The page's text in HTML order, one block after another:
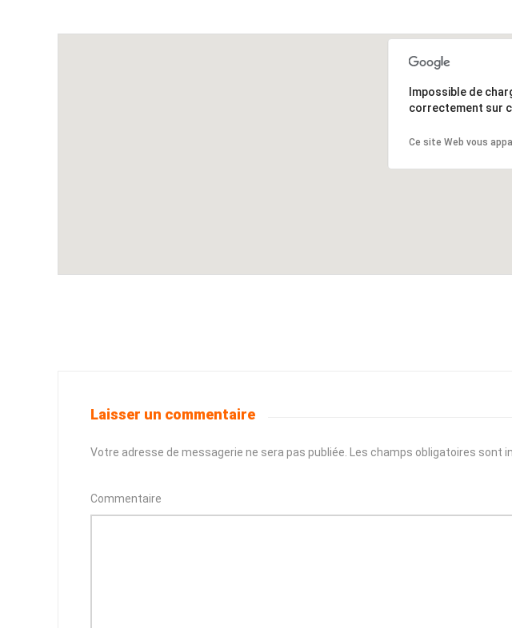
Impossible de
correctement sur
Ce site Web vous
Laisser un commentaire
Votre adresse de messagerie ne sera pas publiée. Les champs obligatoires sont
Commentaire